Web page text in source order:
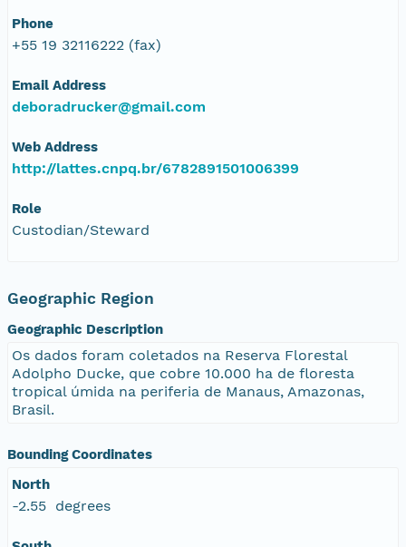
Phone
+55 19 32116222 (fax)
Email Address
deboradrucker@gmail.com
Web Address
http://lattes.cnpq.br/6782891501006399
Role
Custodian/Steward
Geographic Region
Geographic Description
Os dados foram coletados na Reserva Florestal
Adolpho Ducke, que cobre 10.000 ha de floresta
tropical úmida na periferia de Manaus, Amazonas,
Brasil.
Bounding Coordinates
North
-2.55 degrees